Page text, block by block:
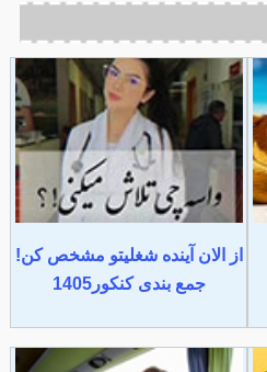
از الان آینده شغلیتو مشخص کن!
جمع بندی کنکور1405